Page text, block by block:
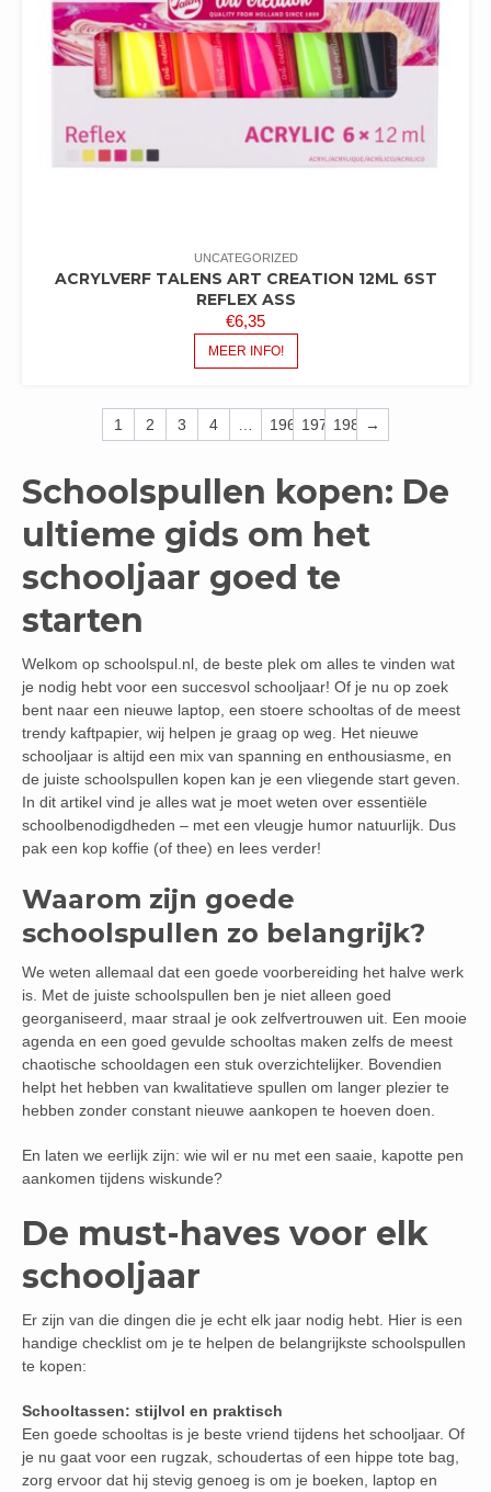
UNCATEGORIZED
ACRYLVERF TALENS ART CREATION 12ML 6ST
REFLEX ASS
€6,35
MEER INFO!
1 2 3 4 … 196 197 198 →
Schoolspullen kopen: De
ultieme gids om het
schooljaar goed te
starten
Welkom op schoolspul.nl, de beste plek om alles te vinden wat
je nodig hebt voor een succesvol schooljaar! Of je nu op zoek
bent naar een nieuwe laptop, een stoere schooltas of de meest
trendy kaftpapier, wij helpen je graag op weg. Het nieuwe
schooljaar is altijd een mix van spanning en enthousiasme, en
de juiste schoolspullen kopen kan je een vliegende start geven.
In dit artikel vind je alles wat je moet weten over essentiële
schoolbenodigdheden – met een vleugje humor natuurlijk. Dus
pak een kop koffie (of thee) en lees verder!
Waarom zijn goede
schoolspullen zo belangrijk?
We weten allemaal dat een goede voorbereiding het halve werk
is. Met de juiste schoolspullen ben je niet alleen goed
georganiseerd, maar straal je ook zelfvertrouwen uit. Een mooie
agenda en een goed gevulde schooltas maken zelfs de meest
chaotische schooldagen een stuk overzichtelijker. Bovendien
helpt het hebben van kwalitatieve spullen om langer plezier te
hebben zonder constant nieuwe aankopen te hoeven doen.
En laten we eerlijk zijn: wie wil er nu met een saaie, kapotte pen
aankomen tijdens wiskunde?
De must-haves voor elk
schooljaar
Er zijn van die dingen die je echt elk jaar nodig hebt. Hier is een
handige checklist om je te helpen de belangrijkste schoolspullen
te kopen:
Schooltassen: stijlvol en praktisch
Een goede schooltas is je beste vriend tijdens het schooljaar. Of
je nu gaat voor een rugzak, schoudertas of een hippe tote bag,
zorg ervoor dat hij stevig genoeg is om je boeken, laptop en